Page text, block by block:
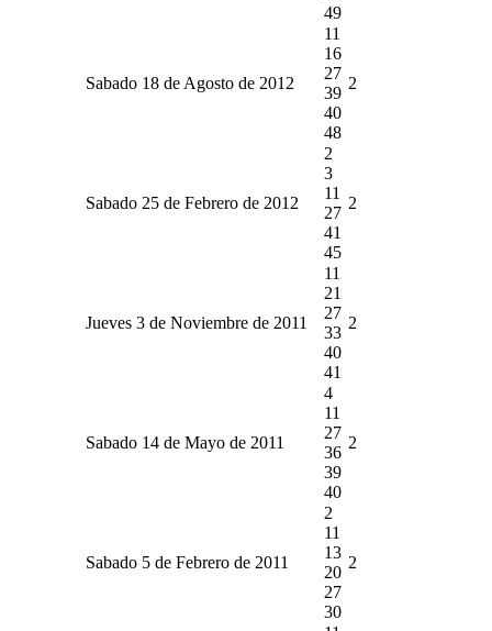
49
Sabado 18 de Agosto de 2012
11
16
27
39
40
48
2
Sabado 25 de Febrero de 2012
2
3
11
27
41
45
2
Jueves 3 de Noviembre de 2011
11
21
27
33
40
41
2
Sabado 14 de Mayo de 2011
4
11
27
36
39
40
2
Sabado 5 de Febrero de 2011
2
11
13
20
27
30
2